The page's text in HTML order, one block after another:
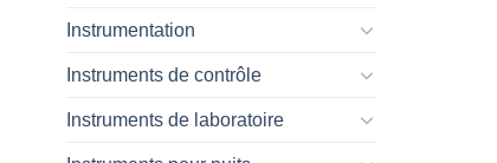
Instrumentation
Instruments de contrôle
Instruments de laboratoire